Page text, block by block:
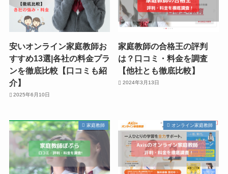
安いオンライン家庭教師お
すすめ13選|各社の料金プラ
ンを徹底比較【口コミも紹
介】
2025年6月10日
家庭教師の合格王の評判
は？口コミ・料金を調査
【他社とも徹底比較】
2024年3月13日
家庭教師 オンライン家庭教師